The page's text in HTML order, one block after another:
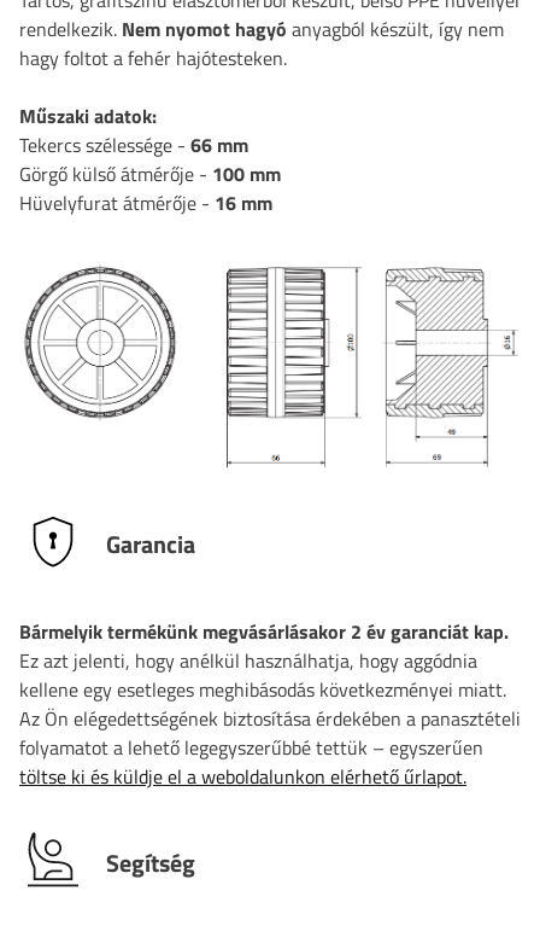
rendelkezik. Nem nyomot hagyó anyagból készült, így nem
hagy foltot a fehér hajótesteken.
Műszaki adatok:
Tekercs szélessége - 66 mm
Görgő külső átmérője - 100 mm
Hüvelyfurat átmérője - 16 mm
Garancia
Bármelyik termékünk megvásárlásakor 2 év garanciát kap.
Ez azt jelenti, hogy anélkül használhatja, hogy aggódnia
kellene egy esetleges meghibásodás következményei miatt.
Az Ön elégedettségének biztosítása érdekében a panasztételi
folyamatot a lehető legegyszerűbbé tettük – egyszerűen
töltse ki és küldje el a weboldalunkon elérhető űrlapot.
Segítség